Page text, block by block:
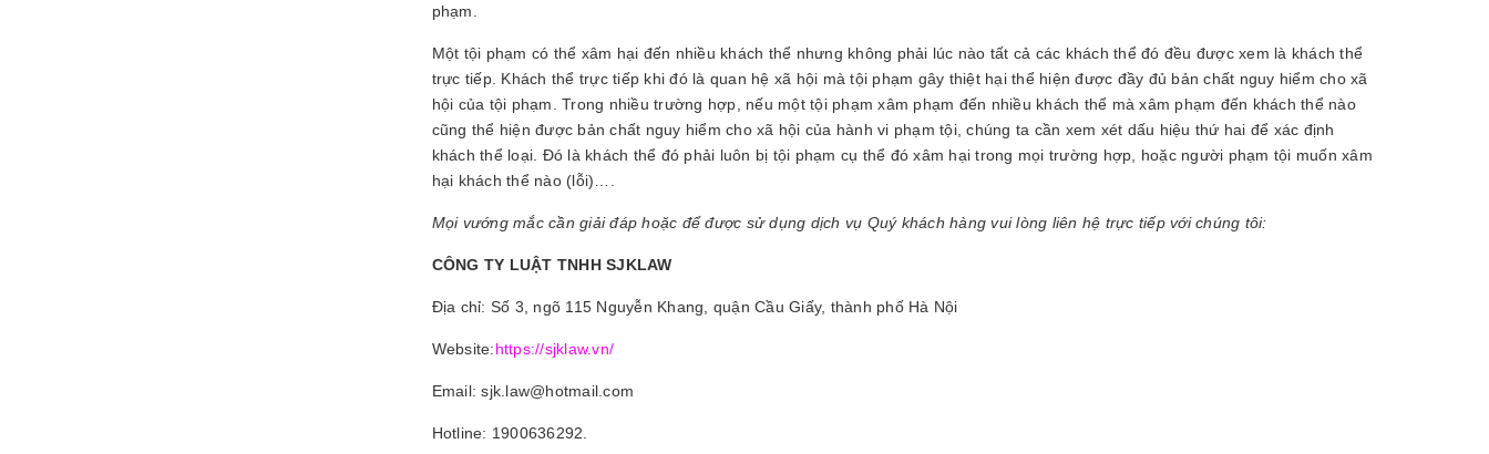
phạm.
Một tội phạm có thể xâm hại đến nhiều khách thể nhưng không phải lúc nào tất cả các khách thể đó đều được xem là khách thể
trực tiếp. Khách thể trực tiếp khi đó là quan hệ xã hội mà tội phạm gây thiệt hại thể hiện được đầy đủ bản chất nguy hiểm cho xã
hội của tội phạm. Trong nhiều trường hợp, nếu một tội phạm xâm phạm đến nhiều khách thể mà xâm phạm đến khách thể nào
cũng thể hiện được bản chất nguy hiểm cho xã hội của hành vi phạm tội, chúng ta cần xem xét dấu hiệu thứ hai để xác định
khách thể loại. Đó là khách thể đó phải luôn bị tội phạm cụ thể đó xâm hại trong mọi trường hợp, hoặc người phạm tội muốn xâm
hại khách thể nào (lỗi)….
Mọi vướng mắc cần giải đáp hoặc để được sử dụng dịch vụ Quý khách hàng vui lòng liên hệ trực tiếp với chúng tôi:
CÔNG TY LUẬT TNHH SJKLAW
Địa chỉ: Số 3, ngõ 115 Nguyễn Khang, quận Cầu Giấy, thành phố Hà Nội
Website:https://sjklaw.vn/
Email: sjk.law@hotmail.com
Hotline: 1900636292.